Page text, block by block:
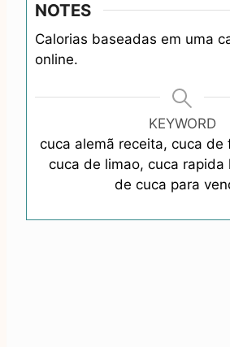
NOTES
Calorias baseadas em uma
online.
KEYWORD
cuca alemã receita, cuca de
cuca de limao, cuca rapida
de cuca para